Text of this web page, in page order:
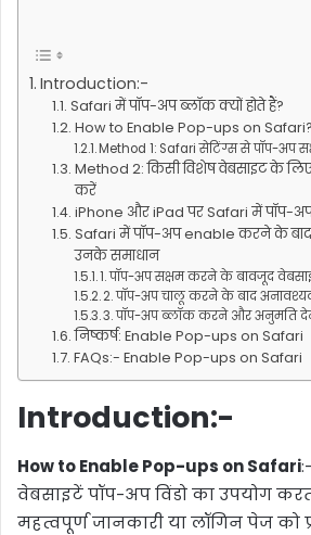
Introduction:-
Safari में पॉप-अप ब्लॉक क्यों होते हैं?
How to Enable Pop-ups on Safari?
Method 1: Safari सेटिंग्स से पॉप-अप
Method 2: किसी विशेष वेबसाइट के
करें
iPhone और iPad पर Safari में पॉप-
Safari में पॉप-अप enable करने के
उनके समाधान
1. पॉप-अप सक्षम करने के बावजूद
2. पॉप-अप चालू करने के बाद
3. पॉप-अप ब्लॉक करने और अनुमति
निष्कर्ष: Enable Pop-ups on Safari
FAQs:- Enable Pop-ups on Safari
Introduction:-
How to Enable Pop-ups on Safari
वेबसाइटें पॉप-अप विंडो का उपयोग
महत्वपूर्ण जानकारी या लॉगिन पेज को